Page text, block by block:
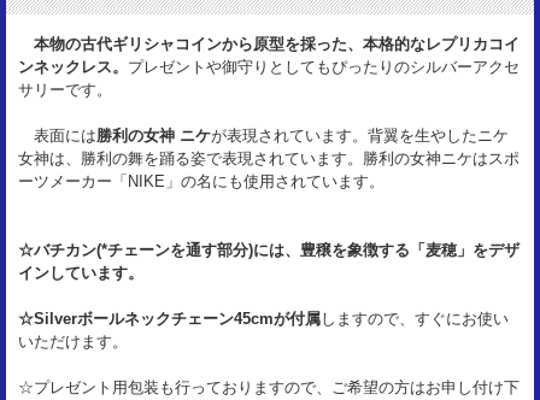
UNC
本物の古代ギリシャコインから原型を採った、本格的なレプリカコイ
ンネックレス。 プレゼントや御守りとしてもぴったりのシルバーアクセ
サリーです。
表面には勝利の女神 ニケが表現されています。背翼を生やしたニケ
女神は、勝利の舞を踊る姿で表現されています。勝利の女神ニケはスポ
ーツメーカー「NIKE」の名にも使用されています。
☆バチカン(*チェーンを通す部分)には、豊穣を象徴する「麦穂」をデザ
インしています。
☆Silverボールネックチェーン45cmが付属しますので、すぐにお使い
いただけます。
☆プレゼント用包装も行っておりますので、ご希望の方はお申し付け下